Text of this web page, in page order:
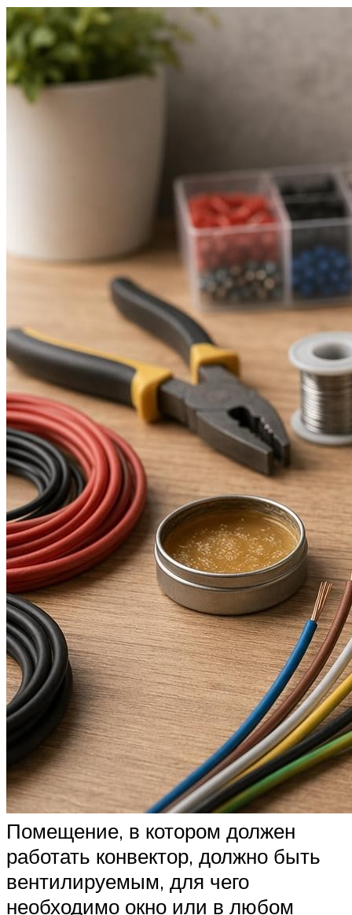
Помещение, в котором должен
работать конвектор, должно быть
вентилируемым, для чего
необходимо окно или в любом